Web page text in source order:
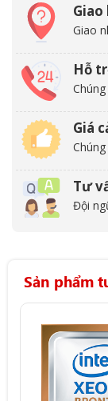
Giao
Hỗ
Giá
Tư
Đội
Sản phẩm